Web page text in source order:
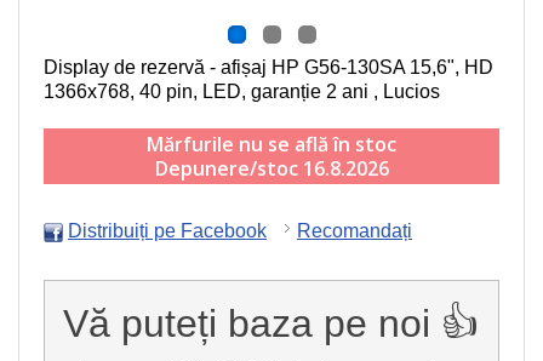
Display de rezervă - afișaj HP G56-130SA 15,6", HD
1366x768, 40 pin, LED, garanție 2 ani , Lucios
Mărfurile nu se află în stoc
Depunere/stoc 16.8.2026
Distribuiți pe Facebook Recomandați
Vă puteți baza pe noi 👍